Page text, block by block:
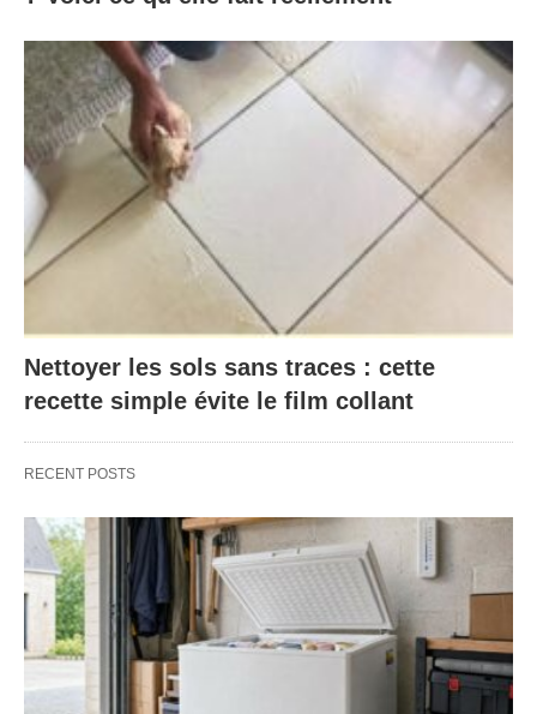
Nettoyer les sols sans traces : cette
recette simple évite le film collant
RECENT POSTS